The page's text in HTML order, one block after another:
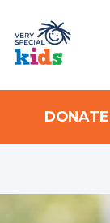
DONATE